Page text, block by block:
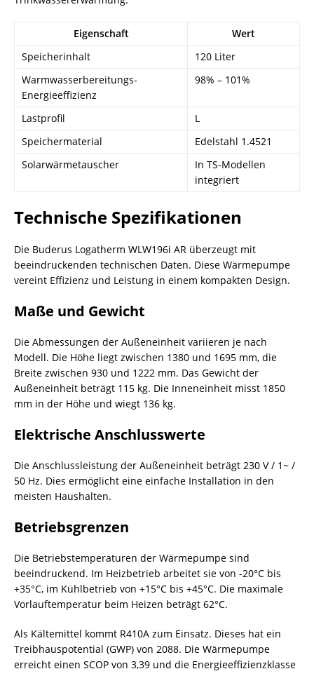
Eigenschaft
Wert
Speicherinhalt
120 Liter
Warmwasserbereitungs-
Energieeffizienz
98% – 101%
Lastprofil
L
Speichermaterial
Edelstahl 1.4521
Solarwärmetauscher
In TS-Modellen
integriert
Technische Spezifikationen
Die Buderus Logatherm WLW196i AR überzeugt mit
beeindruckenden technischen Daten. Diese Wärmepumpe
vereint Effizienz und Leistung in einem kompakten Design.
Maße und Gewicht
Die Abmessungen der Außeneinheit variieren je nach
Modell. Die Höhe liegt zwischen 1380 und 1695 mm, die
Breite zwischen 930 und 1222 mm. Das Gewicht der
Außeneinheit beträgt 115 kg. Die Inneneinheit misst 1850
mm in der Höhe und wiegt 136 kg.
Elektrische Anschlusswerte
Die Anschlussleistung der Außeneinheit beträgt 230 V / 1~ /
50 Hz. Dies ermöglicht eine einfache Installation in den
meisten Haushalten.
Betriebsgrenzen
Die Betriebstemperaturen der Wärmepumpe sind
beeindruckend. Im Heizbetrieb arbeitet sie von -20°C bis
+35°C, im Kühlbetrieb von +15°C bis +45°C. Die maximale
Vorlauftemperatur beim Heizen beträgt 62°C.
Als Kältemittel kommt R410A zum Einsatz. Dieses hat ein
Treibhauspotential (GWP) von 2088. Die Wärmepumpe
erreicht einen SCOP von 3,39 und die Energieeffizienzklasse